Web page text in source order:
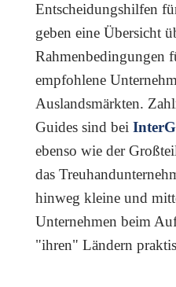
Entscheidungshilfen
geben eine Übersicht
Rahmenbedingungen
empfohlene
Auslandsmärkten.
Guides sind bei
ebenso wie der
das
hinweg kleine und
Unternehmen beim
"ihren" Ländern